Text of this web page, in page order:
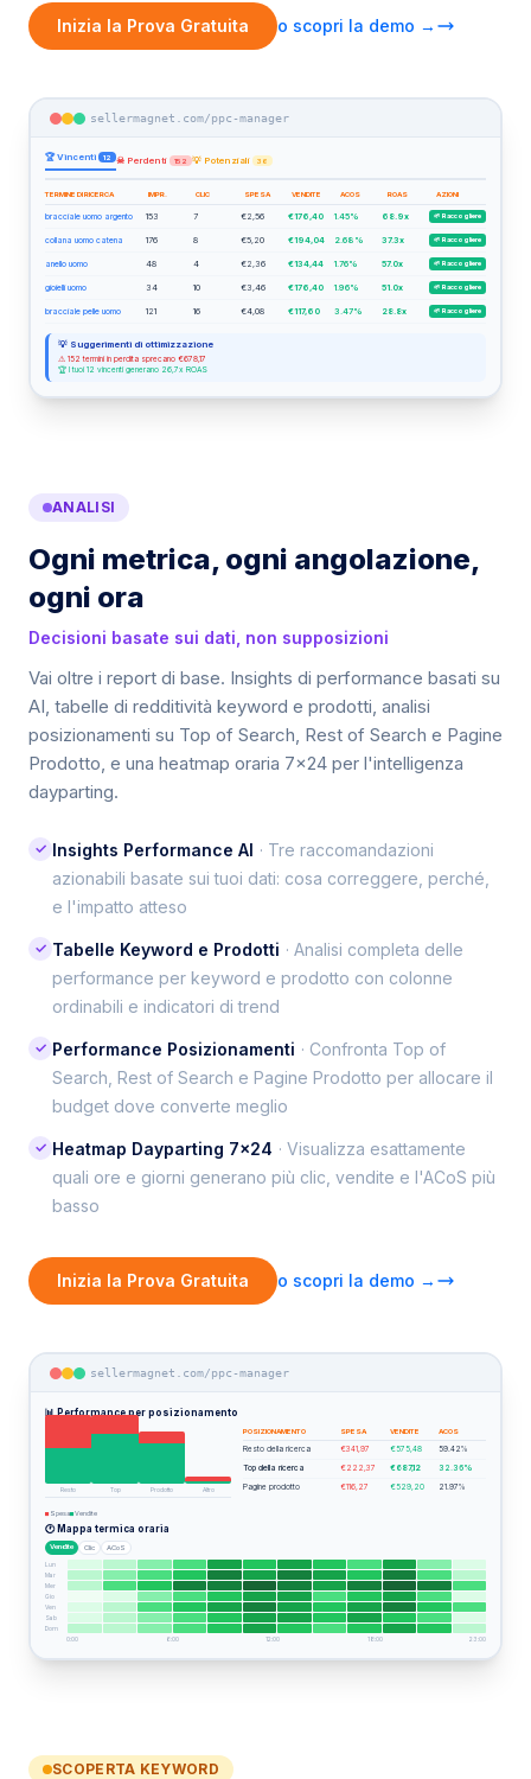
Inizia la Prova Gratuita o scopri la demo →
sellermagnet.com/ppc-manager
🏆 Vincenti 12 ☠ Perdenti 152 💡 Potenziali 36
TERMINE DI RICERCA IMPR. CLIC SPESA VENDITE ACOS ROAS AZIONI
bracciale uomo argento 153 7 €2,56 €176,40 1.45% 68.9x 🌱 Raccogliere
collana uomo catena 176 8 €5,20 €194,04 2.68% 37.3x 🌱 Raccogliere
anello uomo 48 4 €2,36 €134,44 1.76% 57.0x 🌱 Raccogliere
gioielli uomo 34 10 €3,46 €176,40 1.96% 51.0x 🌱 Raccogliere
bracciale pelle uomo 121 16 €4,08 €117,60 3.47% 28.8x 🌱 Raccogliere
💡 Suggerimenti di ottimizzazione
⚠ 152 termini in perdita sprecano €678,17
🏆 I tuoi 12 vincenti generano 26,7x ROAS
ANALISI
Ogni metrica, ogni angolazione,
ogni ora
Decisioni basate sui dati, non supposizioni
Vai oltre i report di base. Insights di performance basati su
AI, tabelle di redditività keyword e prodotti, analisi
posizionamenti su Top of Search, Rest of Search e Pagine
Prodotto, e una heatmap oraria 7×24 per l'intelligenza
dayparting.
✓ Insights Performance AI · Tre raccomandazioni
azionabili basate sui tuoi dati: cosa correggere, perché,
e l'impatto atteso
✓ Tabelle Keyword e Prodotti · Analisi completa delle
performance per keyword e prodotto con colonne
ordinabili e indicatori di trend
✓ Performance Posizionamenti · Confronta Top of
Search, Rest of Search e Pagine Prodotto per allocare il
budget dove converte meglio
✓ Heatmap Dayparting 7×24 · Visualizza esattamente
quali ore e giorni generano più clic, vendite e l'ACoS più
basso
Inizia la Prova Gratuita o scopri la demo →
sellermagnet.com/ppc-manager
📊 Performance per posizionamento
Resto Top Prodotto Altro
POSIZIONAMENTO SPESA VENDITE ACOS
Resto della ricerca €341,97 €575,48
59.42%
Top della ricerca
€222,37 €687,12
32.36%
Pagine prodotto
€116,27 €529,20 21.97%
⬛ Spesa⬛ Vendite
🕐 Mappa termica oraria
Vendite Clic ACoS
Lun
Mar
Mer
Gio
Ven
Sab
Dom
0:00
6:00 12:00 18:00 23:00
SCOPERTA KEYWORD